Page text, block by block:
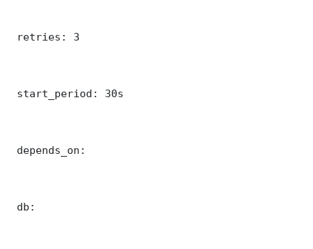
retries: 3
start_period: 30s
depends_on:
db: